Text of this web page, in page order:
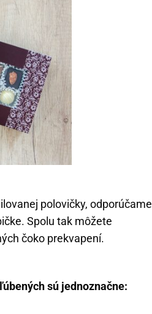
polovičky, odporúčame
Spolu tak môžete
čoko prekvapení.
sú jednoznačne: